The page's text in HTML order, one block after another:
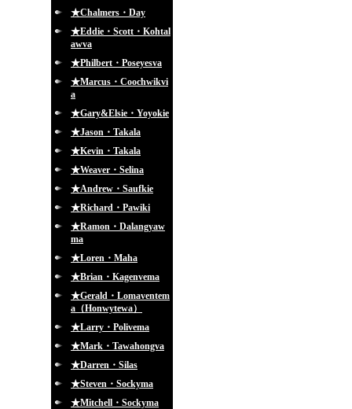
★Chalmers・Day
★Eddie・Scott・Kohtal
awva
★Philbert・Poseyesva
★Marcus・Coochwikvi
a
★Gary&Elsie・Yoyokie
★Jason・Takala
★Kevin・Takala
★Weaver・Selina
★Andrew・Saufkie
★Richard・Pawiki
★Ramon・Dalangyaw
ma
★Loren・Maha
★Brian・Kagenvema
★Gerald・Lomaventem
a（Honwytewa）
★Larry・Polivema
★Mark・Tawahongva
★Darren・Silas
★Steven・Sockyma
★Mitchell・Sockyma